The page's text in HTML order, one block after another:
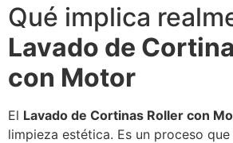
Qué implica
Lavado de
con Motor
El Lavado de Cortinas Roller con
limpieza estética. Es un proceso